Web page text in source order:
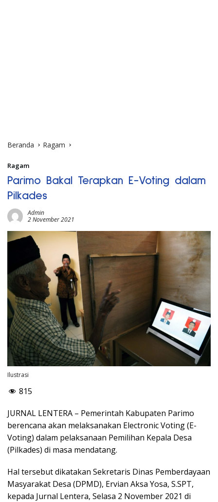
Beranda Ragam
Ragam
Parimo Bakal Terapkan E-Voting dalam
Pilkades
Admin
2 November 2021
Ilustrasi
815
JURNAL LENTERA – Pemerintah Kabupaten Parimo
berencana akan melaksanakan Electronic Voting (E-
Voting) dalam pelaksanaan Pemilihan Kepala Desa
(Pilkades) di masa mendatang.
Hal tersebut dikatakan Sekretaris Dinas Pemberdayaan
Masyarakat Desa (DPMD), Ervian Aksa Yosa, S.SPT,
kepada Jurnal Lentera, Selasa 2 November 2021 di